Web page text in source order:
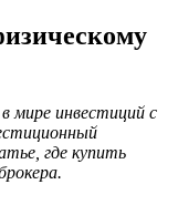
мире инвестиций с
где купить